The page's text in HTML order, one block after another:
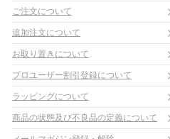
ご注文について
追加注文について
お取り置きについて
プロユーザー割引登録について
ラッピングについて
商品の状態及び不良品の定義について